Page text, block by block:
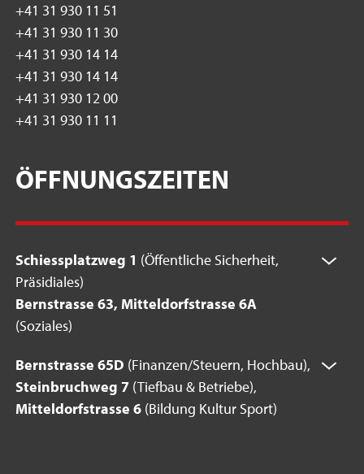
+41 31 930 11 51
+41 31 930 11 30
+41 31 930 14 14
+41 31 930 14 14
+41 31 930 12 00
+41 31 930 11 11
ÖFFNUNGSZEITEN
Schiessplatzweg 1 (Öffentliche Sicherheit,
Präsidiales)
Bernstrasse 63, Mitteldorfstrasse 6A
(Soziales)
Bernstrasse 65D (Finanzen/Steuern, Hochbau),
Steinbruchweg 7 (Tiefbau & Betriebe),
Mitteldorfstrasse 6 (Bildung Kultur Sport)